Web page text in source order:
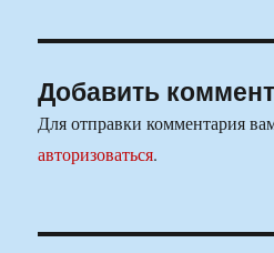
Добавить
Для отправки комментария
авторизоваться.